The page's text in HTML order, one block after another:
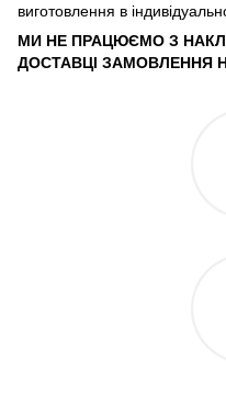
виготовлення в
МИ НЕ ПРАЦЮЄМО З
ДОСТАВЦІ ЗАМОВЛЕННЯ